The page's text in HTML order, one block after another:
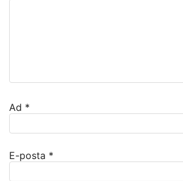
Ad *
E-posta *